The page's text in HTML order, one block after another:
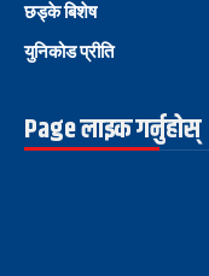
छड्के बिशेष
युनिकोड प्रीति
Page लाइक गर्नुहोस्